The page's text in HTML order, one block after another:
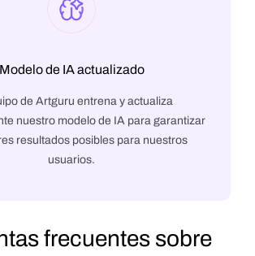
Modelo de IA actualizado
de Artguru entrena y actualiza
nuestro modelo de IA para garantizar
resultados posibles para nuestros
usuarios.
frecuentes sobre